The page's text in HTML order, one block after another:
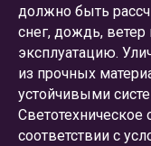
должно быть
снег, дождь,
эксплуатацию.
из прочных
устойчивыми
Светотехническое
соответствии с